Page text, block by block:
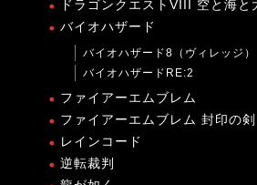
ドラゴンクエストVIII 空と海
バイオハザード
バイオハザード8（ヴィレッジ）
バイオハザードRE:2
ファイアーエムブレム
ファイアーエムブレム 封印の剣
レインコード
逆転裁判